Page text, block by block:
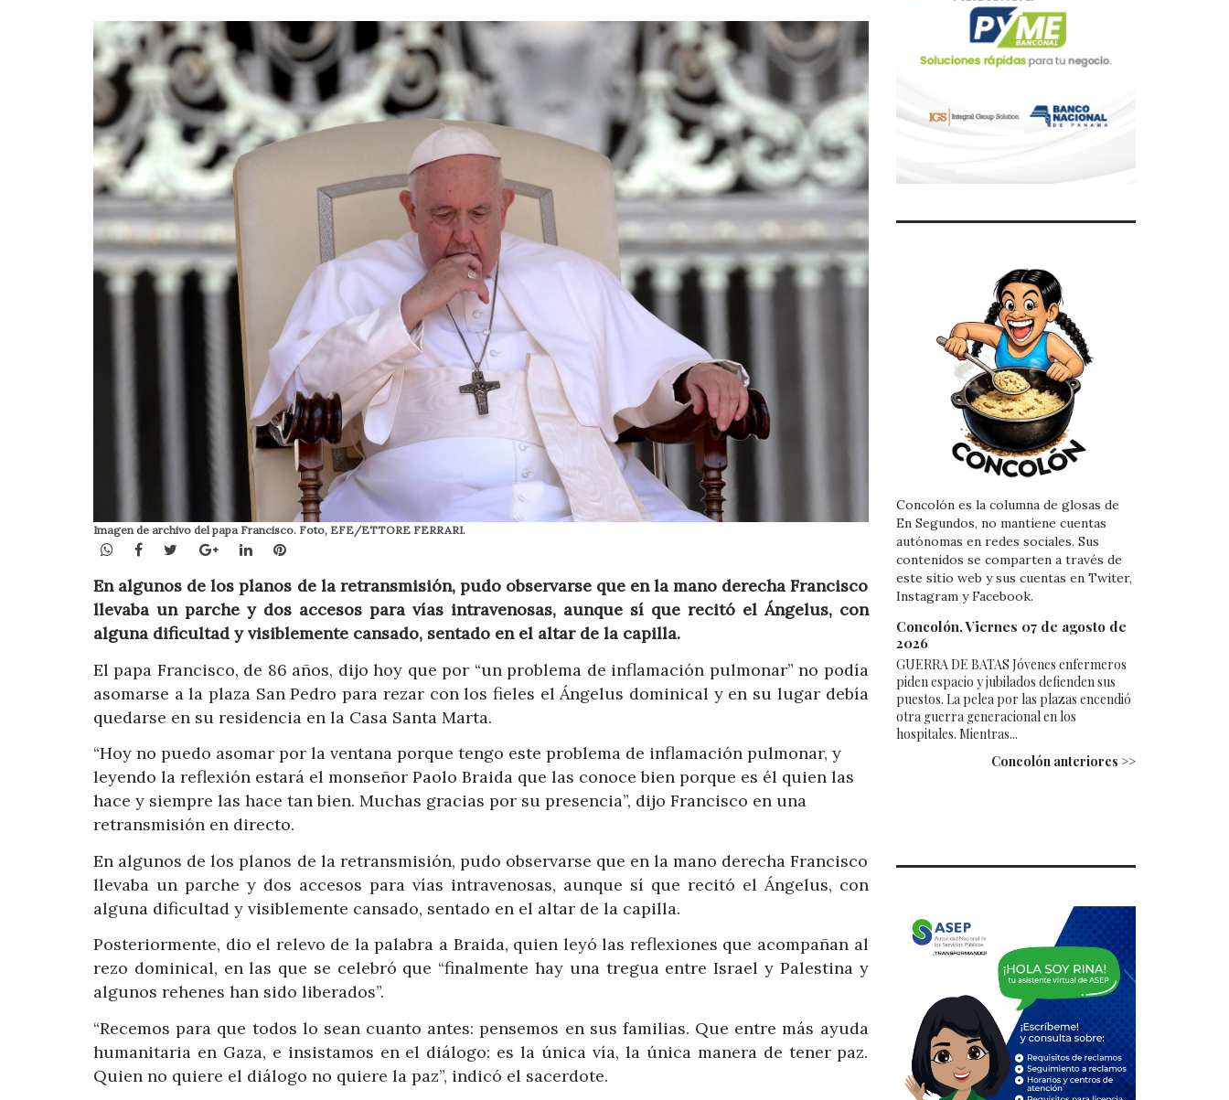
Imagen de archivo del papa Francisco. Foto, EFE/ETTORE FERRARI.
WhatsApp
Facebook
TwitterGoogle+LinkedInPinterest
En algunos de los planos de la retransmisión, pudo observarse que en la mano derecha Francisco
llevaba un parche y dos accesos para vías intravenosas, aunque sí que recitó el Ángelus, con
alguna dificultad y visiblemente cansado, sentado en el altar de la capilla.
El papa Francisco, de 86 años, dijo hoy que por “un problema de inflamación pulmonar” no podía
asomarse a la plaza San Pedro para rezar con los fieles el Ángelus dominical y en su lugar debía
quedarse en su residencia en la Casa Santa Marta.
“Hoy no puedo asomar por la ventana porque tengo este problema de inflamación pulmonar, y
leyendo la reflexión estará el monseñor Paolo Braida que las conoce bien porque es él quien las
hace y siempre las hace tan bien. Muchas gracias por su presencia”, dijo Francisco en una
retransmisión en directo.
En algunos de los planos de la retransmisión, pudo observarse que en la mano derecha Francisco
llevaba un parche y dos accesos para vías intravenosas, aunque sí que recitó el Ángelus, con
alguna dificultad y visiblemente cansado, sentado en el altar de la capilla.
Posteriormente, dio el relevo de la palabra a Braida, quien leyó las reflexiones que acompañan al
rezo dominical, en las que se celebró que “finalmente hay una tregua entre Israel y Palestina y
algunos rehenes han sido liberados”.
“Recemos para que todos lo sean cuanto antes: pensemos en sus familias. Que entre más ayuda
humanitaria en Gaza, e insistamos en el diálogo: es la única vía, la única manera de tener paz.
Quien no quiere el diálogo no quiere la paz”, indicó el sacerdote.
Concolón es la columna de glosas de
En Segundos, no mantiene cuentas
autónomas en redes sociales. Sus
contenidos se comparten a través de
este sitio web y sus cuentas en Twiter,
Instagram y Facebook.
Concolón, Viernes 07 de agosto de
2026
GUERRA DE BATAS Jóvenes enfermeros
piden espacio y jubilados defienden sus
puestos. La pelea por las plazas encendió
otra guerra generacional en los
hospitales. Mientras...
Concolón anteriores >>